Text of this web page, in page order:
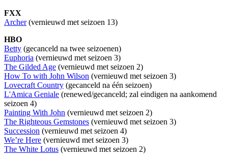
FXX
Archer(vernieuwd met seizoen 13)
HBO
Betty (gecanceld na twee seizoenen)
Euphoria (vernieuwd met seizoen 3)
The Gilded Age (vernieuwd met seizoen 2)
How To with John Wilson (vernieuwd met seizoen 3)
Lovecraft Country (gecanceld na één seizoen)
L'Amica Geniale (renewed/gecanceld; zal eindigen na aankomend
seizoen 4)
Painting With John (vernieuwd met seizoen 2)
The Righteous Gemstones (vernieuwd met seizoen 3)
Succession (vernieuwd met seizoen 4)
We’re Here (vernieuwd met seizoen 3)
The White Lotus (vernieuwd met seizoen 2)